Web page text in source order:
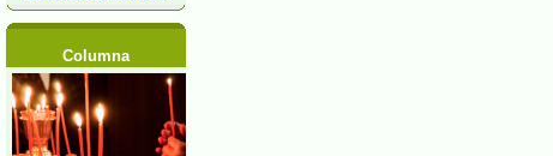
Columna